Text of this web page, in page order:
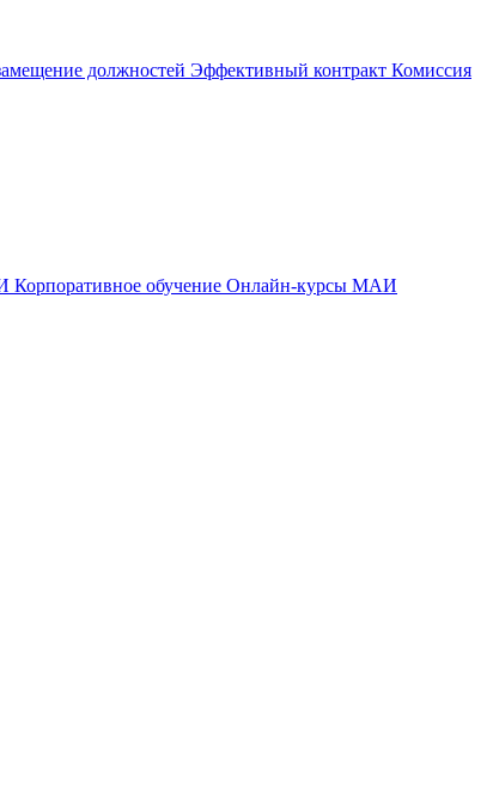
должностей Эффективный контракт Комиссия
Корпоративное обучение Онлайн-курсы МАИ